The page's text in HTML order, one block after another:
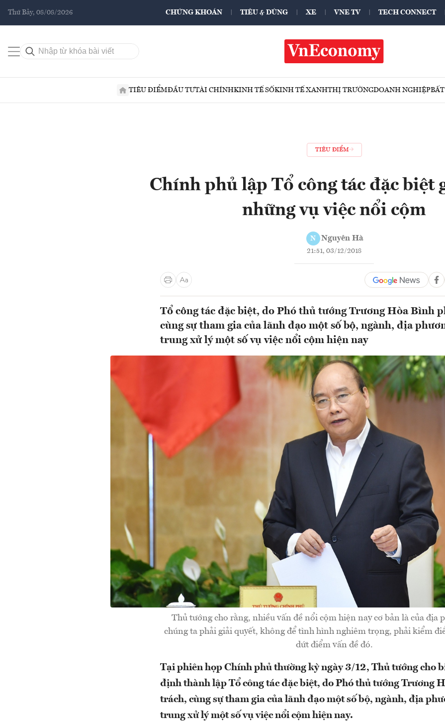
Thứ Bảy, 08/08/2026 CHỨNG KHOÁN TIÊU & DÙNG XE VNE TV TECH CONNECT
TIÊU ĐIỂMĐẦU TƯTÀI CHÍNHKINH TẾ SỐKINH TẾ XANHTHỊ TRƯỜNGDOANH NGHIỆP
TIÊU ĐIỂM
Chính phủ lập Tổ công tác đặc biệt
những vụ việc nổi cộm
N Nguyên Hà
21:51, 03/12/2018
Tổ công tác đặc biệt, do Phó thủ tướng Trương Hòa Bình
cùng sự tham gia của lãnh đạo một số bộ, ngành, địa
trung xử lý một số vụ việc nổi cộm hiện nay
Thủ tướng cho rằng, nhiều vấn đề nổi cộm hiện nay cơ bản là của địa
chúng ta phải giải quyết, không để tình hình nghiêm trọng, phải kiểm
dứt điểm vấn đề đó.
Tại phiên họp Chính phủ thường kỳ ngày 3/12, Thủ tướng cho
định thành lập Tổ công tác đặc biệt, do Phó thủ tướng Trương
trách, cùng sự tham gia của lãnh đạo một số bộ, ngành, địa
trung xử lý một số vụ việc nổi cộm hiện nay.